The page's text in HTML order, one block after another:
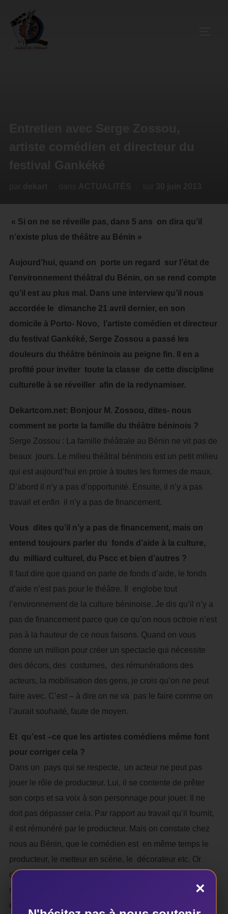
« Si on ne se réveille pas, dans 5 ans on dira qu’il
n’existe plus de théâtre au Bénin »
Aujourd’hui, quand on porte un regard sur l’état de
l’environnement théâtral du Bénin, on se rend compte
qu’il est au plus mal. Dans une interview qu’il nous
accordée le dimanche 21 avril dernier, en son
domicile à Porto- Novo, l’artiste comédien et directeur
du festival Gankéké, Serge Zossou a passé les
douleurs du théâtre béninois au peigne fin. Il en a
profité pour inviter toute la classe de cette discipline
culturelle à se réveiller afin de la redynamiser.
Dekartcom.net: Bonjour M. Zossou, dites- nous
comment se porte la famille du théâtre béninois ?
Serge Zossou : La famille théâtrale au Bénin ne vit pas de
beaux jours. Le milieu théâtral béninois est un petit milieu
qui est aujourd’hui en proie à toutes les formes de maux.
D’abord il n’y a pas d’opportunité. Ensuite, il n’y a pas
travail et enfin il n’y a pas de financement.
Vous dites qu’il n’y a pas de financement, mais on
entend toujours parler du fonds d’aide à la culture,
du milliard culturel, du Pscc et bien d’autres ?
Il faut dire que quand on parle de fonds d’aide, le fonds
d’aide n’est pas pour le théâtre. Il englobe tout
l’environnement de la culture béninoise. Je dis qu’il n’y a
pas de financement parce que ce qu’on nous octroie n’est
pas à la hauteur de ce nous faisons. Quand on vous
donne un million pour créer un spectacle qui nécessite
des décors, des costumes, des rémunérations des
acteurs, la mobilisation des gens, je crois qu’on ne peut
faire avec. C’est – à dire on ne va pas le faire comme on
l’aurait souhaité, faute de moyen.
Et qu’est –ce que les artistes comédiens même font
pour corriger cela ?
Dans un pays qui se respecte, un acteur ne peut pas
jouer le rôle de producteur. Lui, il se contente de prêter
son corps et sa voix à son personnage pour jouer. Il ne
doit pas dépasser cela. Par rapport au travail qu’il fournit,
il est rémunéré par le producteur. Mais on constate chez
nous au Bénin, que le comédien est en même temps le
producteur, le metteur en scène, le décorateur etc. Or
chacun a son rôle à jouer dans une création. C’est le
manque de financement qui fait que l’acteur se transforme
en producteur, le producteur en comédien et cela devient
×